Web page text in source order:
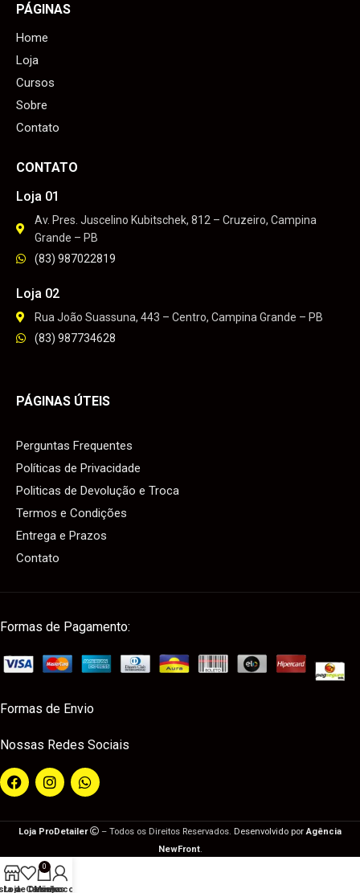
PÁGINAS
Home
Loja
Cursos
Sobre
Contato
CONTATO
Loja 01
Av. Pres. Juscelino Kubitschek, 812 – Cruzeiro, Campina
Grande – PB
(83) 987022819
Loja 02
Rua João Suassuna, 443 – Centro, Campina Grande – PB
(83) 987734628
PÁGINAS ÚTEIS
Perguntas Frequentes
Políticas de Privacidade
Politicas de Devolução e Troca
Termos e Condições
Entrega e Prazos
Contato
Formas de Pagamento:
Formas de Envio
Nossas Redes Sociais
Loja ProDetailer – Todos os Direitos Reservados. Desenvolvido porAgência
NewFront.
Lojade Desejos
0
Carrinho
Minha conta